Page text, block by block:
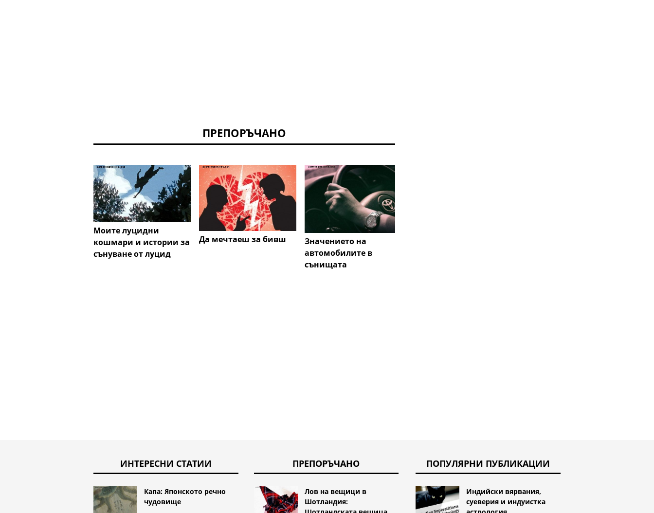
ПРЕПОРЪЧАНО
Моите луцидни
кошмари и истории за
сънуване от луцид
Да мечтаеш за бивш
Значението на
автомобилите в
сънищата
ИНТЕРЕСНИ СТАТИИ
Капа: Японското речно
чудовище
ПРЕПОРЪЧАНО
Лов на вещици в
Шотландия:
ПОПУЛЯРНИ ПУБЛИКАЦИИ
Индийски вярвания,
суеверия и индуистка